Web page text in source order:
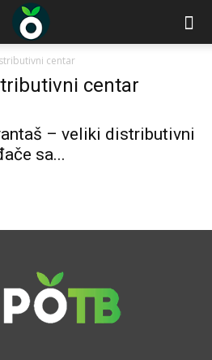
centar
centar
– veliki distributivni
sa...